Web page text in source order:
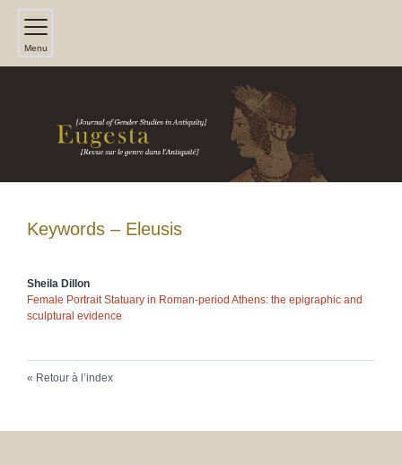
Menu
Keywords – Eleusis
Sheila Dillon
Female Portrait Statuary in Roman-period Athens: the epigraphic and
sculptural evidence
Retour à l’index